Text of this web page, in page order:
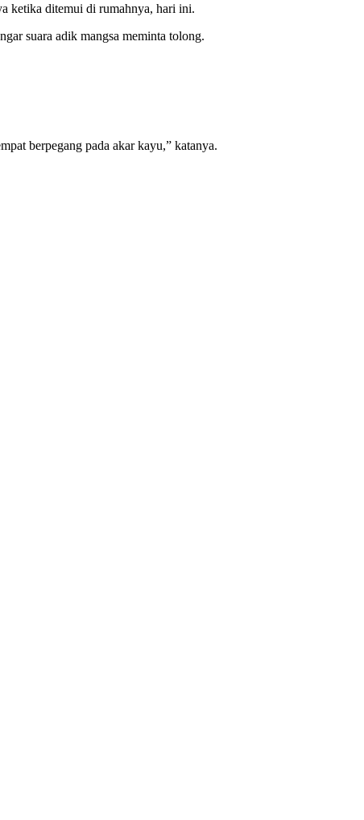
ketika ditemui di rumahnya, hari ini.
suara adik mangsa meminta tolong.
berpegang pada akar kayu,” katanya.